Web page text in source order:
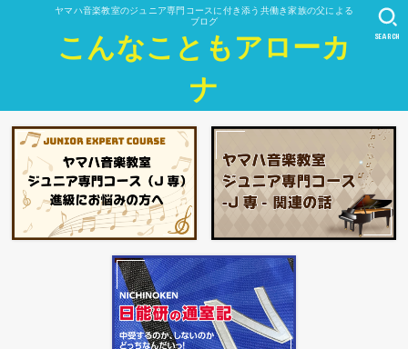
ヤマハ音楽教室のジュニア専門コースに付き添う共働き家族の父による
ブログ
こんなこともアローカ
ナ
SEARCH